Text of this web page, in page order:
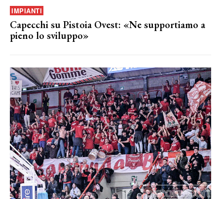
IMPIANTI
Capecchi su Pistoia Ovest: «Ne supportiamo a
pieno lo sviluppo»